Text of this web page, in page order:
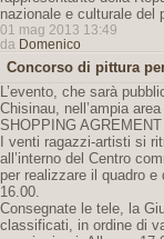
nazionale e culturale del
01 mag 2013 13:49
da Domenico
Concorso di pittura
L’evento, che sarà
Chisinau, nell’ampia
SHOPPING
I venti ragazzi-artisti si
all’interno del Centro
per realizzare il quadro e
16.00.
Consegnate le tele, la
classificati, in ordine di